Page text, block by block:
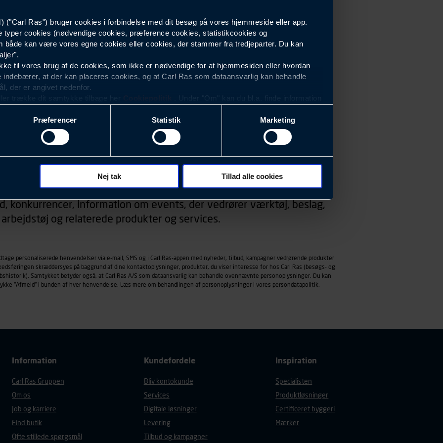
("Carl Ras") bruger cookies i forbindelse med dit besøg på vores hjemmeside eller app.
typer cookies (nødvendige cookies, præference cookies, statistikcookies og
både kan være vores egne cookies eller cookies, der stammer fra tredjeparter. Du kan
til vores brug af de cookies, som ikke er nødvendige for at hjemmesiden eller hvordan
indebærer, at der kan placeres cookies, og at Carl Ras som dataansvarlig kan behandle
der er angivet nedenfor.
trække dit samtykke tilbage her
. Under "Om" kan du bl.a. finde information
med det formål at optimere design, brugervenlighed og effektiviteten af vores
analyser af, hvilke oplysninger der er mest populære, og som derfor skal være nemme at
hvad der klikkes på, sider/indhold der besøges, browsertype, søgeord, IP-adresse,
(computer, smartphone mv.) samt de features, der anvendes.
sig på. Til dette formål behandles der personoplysninger om dit foretrukne sprog, og den
af vores platforme (hjemmeside og app), herunder færden på siderne, tidspunkt, hvad der
browsertype, søgeord, IP-adresse, informationer om enhedstype (computer,
der anvendes.
Præferencer Statistik Marketing
Nej tak Tillad alle cookies
Herre
Nyhedsbrev
konkurrencer, information om events, der vedrører værktøj, beslag,
arbejdstøj og relaterede produkter og services.
personaliserede henvendelser via e-mail, SMS og i Carl Ras-appen med nyheder, tilbud, kampagner vedrørende produkter
skræddersyes på baggrund af dine kontaktoplysninger, produkter, du viser interesse for hos Carl Ras (besøgs- og
Samtykket betyder også, at Carl Ras A/S som dataansvarlig kan behandle ovennævnte personoplysninger. Du kan
"Afmeld" i bunden af hver henvendelse. Læs mere om behandlingen af personoplysninger i vores persondatapolitik.
Information
Carl Ras Gruppen
Om os
Job og karriere
Find butik
Ofte stillede spørgsmål
Kundefordele
Bliv kontokunde
Services
Digitale løsninger
Levering
Tilbud og kampagner
Inspiration
Specialisten
Produktløsninger
Certificeret byggeri
Mærker